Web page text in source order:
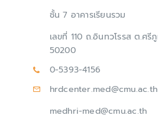
ชั้น 7 อาคารเรียนรวม
เลขที่ 110 ถ.อินทวโรรส ต.ศรี
50200
0-5393-4156
hrdcenter.med@cmu.ac.th
medhri-med@cmu.ac.th